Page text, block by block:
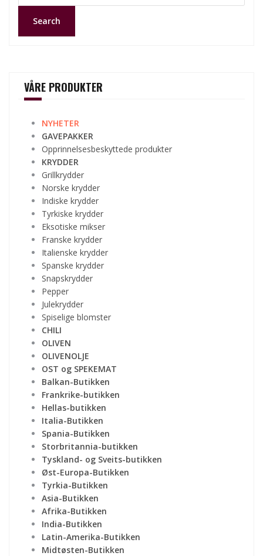
Search
VÅRE PRODUKTER
NYHETER
GAVEPAKKER
Opprinnelsesbeskyttede produkter
KRYDDER
Grillkrydder
Norske krydder
Indiske krydder
Tyrkiske krydder
Eksotiske mikser
Franske krydder
Italienske krydder
Spanske krydder
Snapskrydder
Pepper
Julekrydder
Spiselige blomster
CHILI
OLIVEN
OLIVENOLJE
OST og SPEKEMAT
Balkan-Butikken
Frankrike-butikken
Hellas-butikken
Italia-Butikken
Spania-Butikken
Storbritannia-butikken
Tyskland- og Sveits-butikken
Øst-Europa-Butikken
Tyrkia-Butikken
Asia-Butikken
Afrika-Butikken
India-Butikken
Latin-Amerika-Butikken
Midtøsten-Butikken